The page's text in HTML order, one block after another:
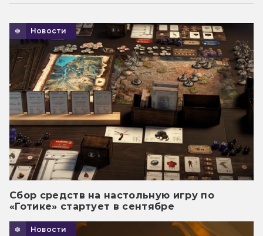
Новости
Сбор средств на настольную игру по
«Готике» стартует в сентябре
Новости